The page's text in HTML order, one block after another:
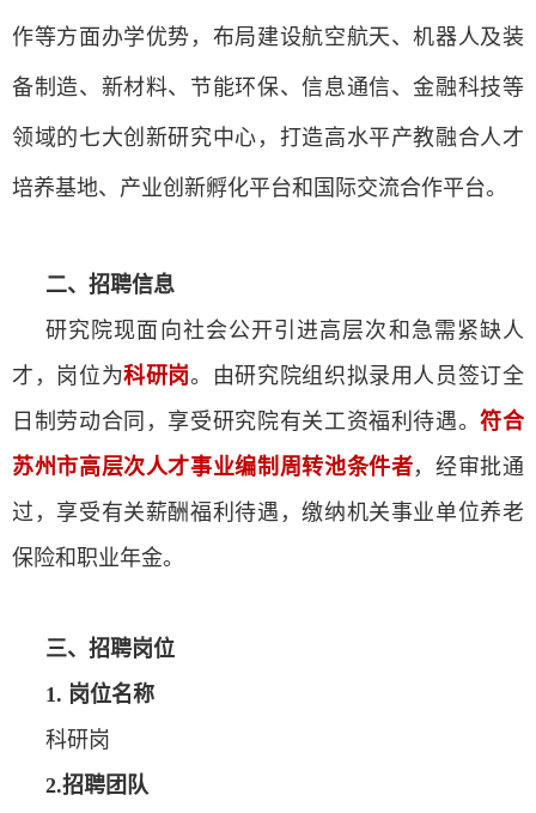
作等方面办学优势，布局建设航空航天、机器人及装
备制造、新材料、节能环保、信息通信、金融科技等
领域的七大创新研究中心，打造高水平产教融合人才
培养基地、产业创新孵化平台和国际交流合作平台。
二、招聘信息
研究院现面向社会公开引进高层次和急需紧缺人
才，岗位为科研岗。由研究院组织拟录用人员签订全
日制劳动合同，享受研究院有关工资福利待遇。符合
苏州市高层次人才事业编制周转池条件者，经审批通
过，享受有关薪酬福利待遇，缴纳机关事业单位养老
保险和职业年金。
三、招聘岗位
1. 岗位名称
科研岗
2.招聘团队